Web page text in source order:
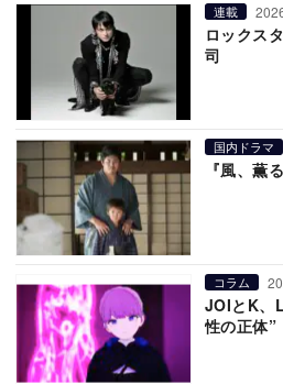
連載
ロックス
司
国内ドラマ
『風、薫
コラム
JOIとK、
性の正体”